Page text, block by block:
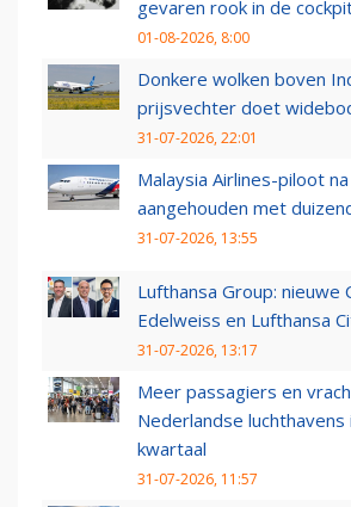
gevaren rook in de
01-08-2026, 8:00
Donkere wolken boven
prijsvechter doet
31-07-2026, 22:01
Malaysia Airlines-piloot
aangehouden met
31-07-2026, 13:55
Lufthansa Group: nieuwe
Edelweiss en Lufthansa
31-07-2026, 13:17
Meer passagiers en
Nederlandse
kwartaal
31-07-2026, 11:57